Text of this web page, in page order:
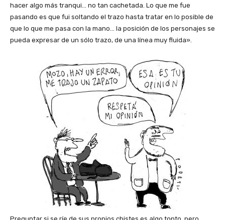
hacer algo más tranqui… no tan cachetada. Lo que me fue
pasando es que fui soltando el trazo hasta tratar en lo posible de
que lo que me pasa con la mano… la posición de los personajes se
pueda expresar de un sólo trazo, de una línea muy fluida».